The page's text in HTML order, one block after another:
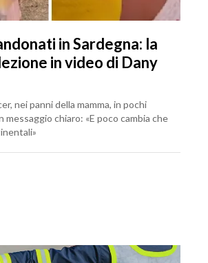
in Sardegna: la
in video di Dany
nei panni della mamma, in pochi
messaggio chiaro: «E poco cambia che